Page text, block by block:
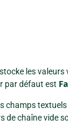
les valeurs
par défaut est
champs
de chaîne vide